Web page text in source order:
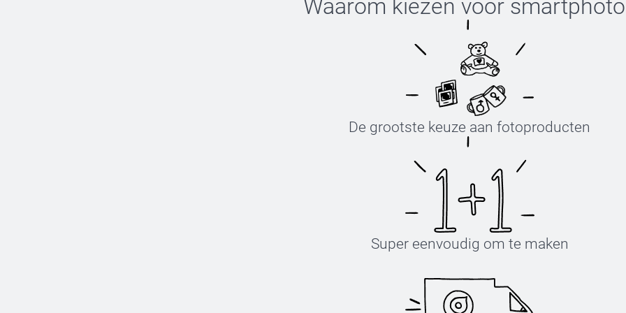
Waarom kiezen voor smartphoto
De grootste keuze aan fotoproducten
Super eenvoudig om te maken